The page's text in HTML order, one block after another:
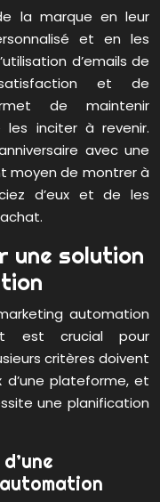
la marque en leur
et en les
d’emails de
et de
de maintenir
inciter à revenir.
avec une
moyen de montrer à
d’eux et de les
une solution
automation
est crucial pour
critères doivent
plateforme, et
une planification